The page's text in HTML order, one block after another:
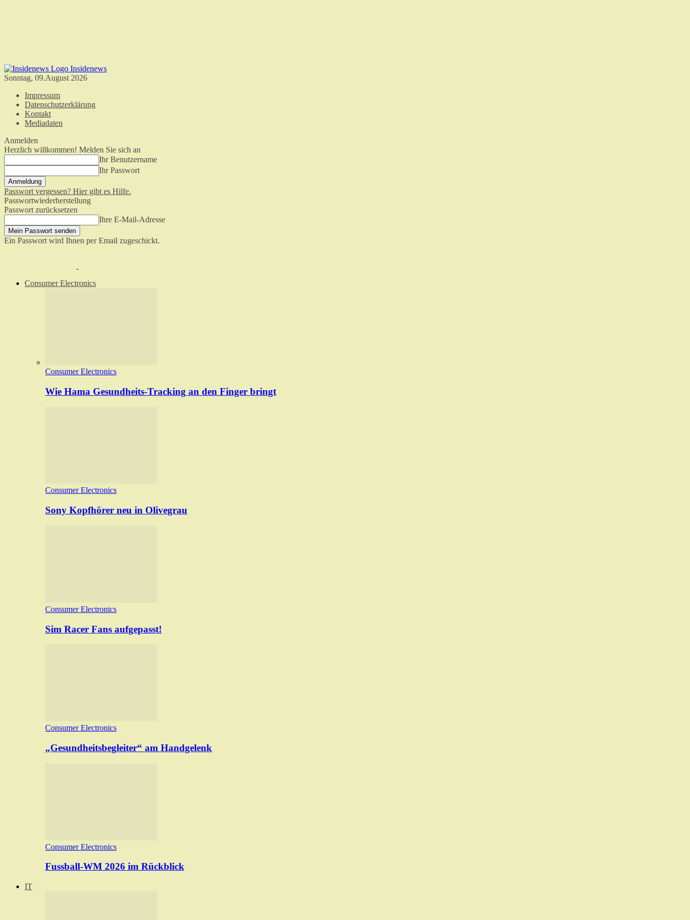
Insidenews
Sonntag, 09.August 2026
Impressum
Datenschutzerklärung
Kontakt
Mediadaten
Anmelden
Herzlich willkommen! Melden Sie sich an
Ihr Benutzername
Ihr Passwort
Passwort vergessen? Hier gibt es Hilfe.
Passwortwiederherstellung
Passwort zurücksetzen
Ihre E-Mail-Adresse
Ein Passwort wird Ihnen per Email zugeschickt.
Consumer Electronics
Consumer Electronics
Wie Hama Gesundheits-Tracking an den Finger bringt
Consumer Electronics
Sony Kopfhörer neu in Olivegrau
Consumer Electronics
Sim Racer Fans aufgepasst!
Consumer Electronics
„Gesundheitsbegleiter“ am Handgelenk
Consumer Electronics
Fussball-WM 2026 im Rückblick
IT